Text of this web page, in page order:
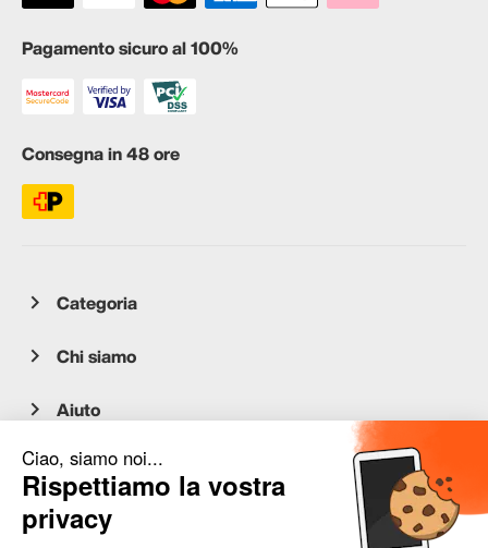
Pagamento sicuro al 100%
Consegna in 48 ore
Categoria
Chi siamo
Aiuto
Servizio clienti
occasion.migros.mobile@recommerce.com